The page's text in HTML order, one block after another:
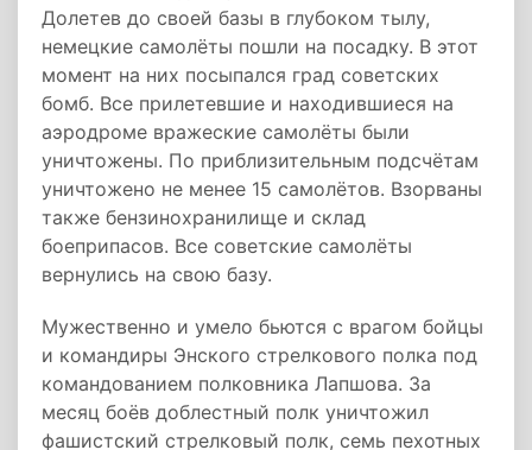
Долетев до своей базы в глубоком тылу,
немецкие самолёты пошли на посадку. В этот
момент на них посыпался град советских
бомб. Все прилетевшие и находившиеся на
аэродроме вражеские самолёты были
уничтожены. По приблизительным подсчётам
уничтожено не менее 15 самолётов. Взорваны
также бензинохранилище и склад
боеприпасов. Все советские самолёты
вернулись на свою базу.
Мужественно и умело бьются с врагом бойцы
и командиры Энского стрелкового полка под
командованием полковника Лапшова. За
месяц боёв доблестный полк уничтожил
фашистский стрелковый полк, семь пехотных